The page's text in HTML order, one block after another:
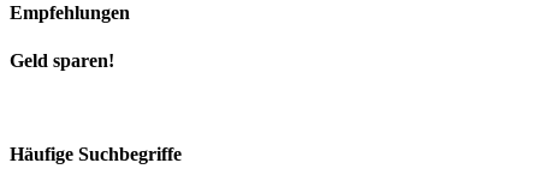
Empfehlungen
Geld sparen!
Häufige Suchbegriffe